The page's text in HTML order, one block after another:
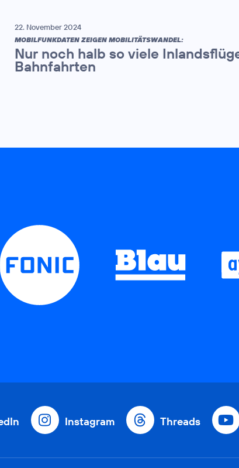
22. November 2024
MOBILFUNKDATEN ZEIGEN MOBILITÄTSWANDEL:
Nur noch halb so viele
Bahnfahrten
Instagram Threads